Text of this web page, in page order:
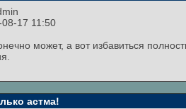
17 11:50
может, а вот избавиться
астма!